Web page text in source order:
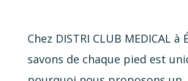
Chez DISTRI CLUB MEDICAL à
savons de chaque pied est